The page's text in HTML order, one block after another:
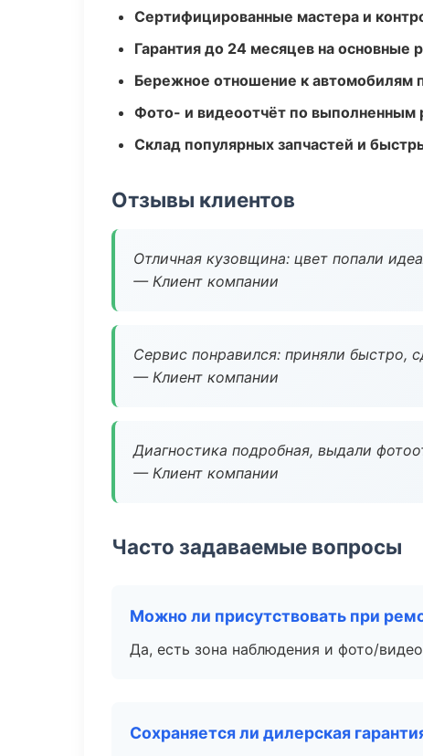
Сертифицированные мастера и
Гарантия до 24 месяцев на основные
Бережное отношение к автомобилям
Фото- и видеоотчёт по выполненным
Склад популярных запчастей и
Отзывы клиентов
Отличная кузовщина: цвет попали
— Клиент компании
Сервис понравился: приняли быстро,
— Клиент компании
Диагностика подробная, выдали
— Клиент компании
Часто задаваемые вопросы
Можно ли присутствовать при
Да, есть зона наблюдения и фото/
Сохраняется ли дилерская